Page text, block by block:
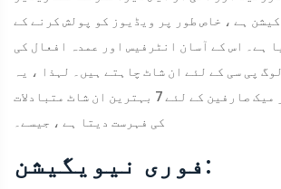
ہے ، خاص طور پر ویڈیوز کو پولش کرنے کے
ہے۔ اس کے آسان انٹرفیس اور عمدہ افعال کی
پی سی کے لئے ان شاٹ چاہتے ہیں۔ لہذا ، یہ
مضمون ونڈوز اور میک صارفین کے لئے 7 بہترین ان شاٹ متبادلات
کی فہرست دیتا ہے ، جیسے۔
فوری نیویگیشن: